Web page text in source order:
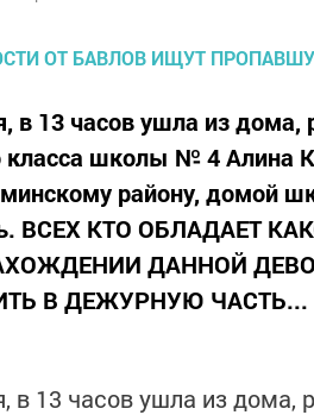
в 13 часов ушла из
класса школы № 4 Алина
району, домой
ВСЕХ КТО ОБЛАДАЕТ
ДАННОЙ
В ДЕЖУРНУЮ ЧАСТЬ...
в 13 часов ушла из